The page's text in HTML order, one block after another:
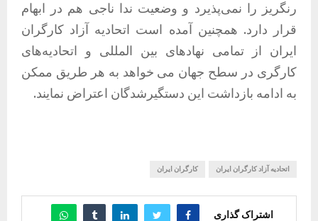
رنگریز را نمی‌پذیرد و وضعیت ندا ناجی هم در ابهام
قرار دارد. همچنین آمده است اتحادیه آزاد کارگران
ایران از تمامی نهادهای بین المللی و اتحادیه‌های
کارگری در سطح جهان می خواهد به هر طریق ممکن
به ادامه بازداشت این دستگیرشدگان اعتراض نمایند.
اتحادیه آزاد کارگران ایران کارگران ایران
اشتراک گذاری